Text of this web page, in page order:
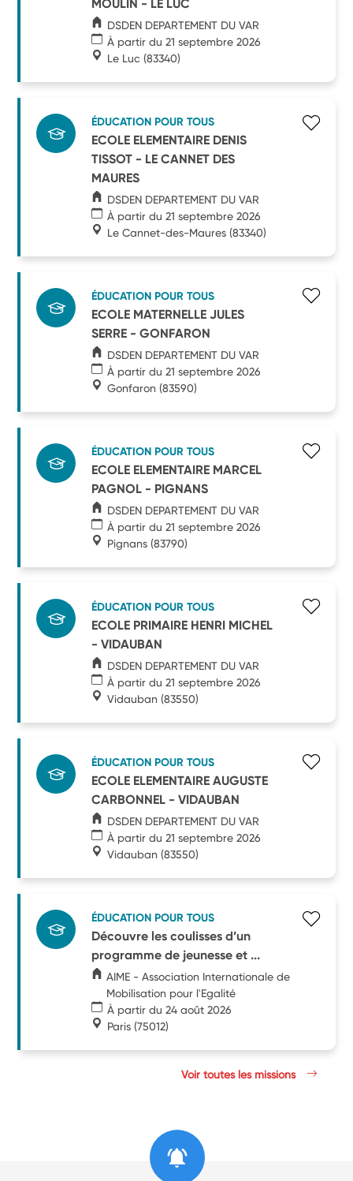
MOULIN - LE LUC
DSDEN DEPARTEMENT DU VAR
À partir du 21 septembre 2026
Le Luc (83340)
ÉDUCATION POUR TOUS
ECOLE ELEMENTAIRE DENIS
TISSOT - LE CANNET DES
MAURES
DSDEN DEPARTEMENT DU VAR
À partir du 21 septembre 2026
Le Cannet-des-Maures (83340)
ÉDUCATION POUR TOUS
ECOLE MATERNELLE JULES
SERRE - GONFARON
DSDEN DEPARTEMENT DU VAR
À partir du 21 septembre 2026
Gonfaron (83590)
ÉDUCATION POUR TOUS
ECOLE ELEMENTAIRE MARCEL
PAGNOL - PIGNANS
DSDEN DEPARTEMENT DU VAR
À partir du 21 septembre 2026
Pignans (83790)
ÉDUCATION POUR TOUS
ECOLE PRIMAIRE HENRI MICHEL
- VIDAUBAN
DSDEN DEPARTEMENT DU VAR
À partir du 21 septembre 2026
Vidauban (83550)
ÉDUCATION POUR TOUS
ECOLE ELEMENTAIRE AUGUSTE
CARBONNEL - VIDAUBAN
DSDEN DEPARTEMENT DU VAR
À partir du 21 septembre 2026
Vidauban (83550)
ÉDUCATION POUR TOUS
Découvre les coulisses d’un
programme de jeunesse et ...
AIME - Association Internationale de
Mobilisation pour l'Egalité
À partir du 24 août 2026
Paris (75012)
Voir toutes les missions